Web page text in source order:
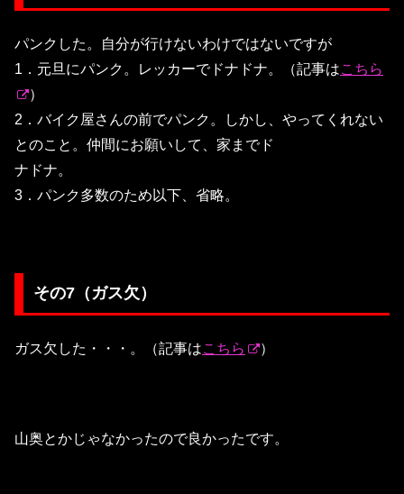
パンクした。自分が行けないわけではないですが
1．元旦にパンク。レッカーでドナドナ。（記事はこちら
）
2．バイク屋さんの前でパンク。しかし、やってくれない
とのこと。仲間にお願いして、家までド
ナドナ。
3．パンク多数のため以下、省略。
その7（ガス欠）
ガス欠した・・・。（記事はこちら ）
山奥とかじゃなかったので良かったです。